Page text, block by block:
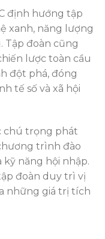
định hướng tập
xanh, năng lượng
Tập đoàn cũng
lược toàn cầu
đột phá, đóng
tế số và xã hội
chú trọng phát
trình đào
năng hội nhập.
đoàn duy trì vị
những giá trị tích